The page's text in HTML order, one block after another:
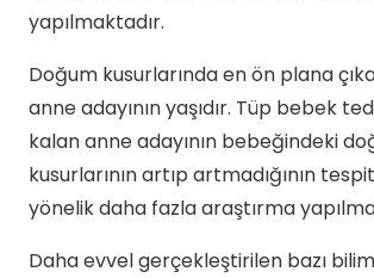
yapılmaktadır.
Doğum kusurlarında en ön plana
anne adayının yaşıdır. Tüp bebek
kalan anne adayının bebeğindeki
kusurlarının artıp artmadığının
yönelik daha fazla araştırma
Daha evvel gerçekleştirilen bazı